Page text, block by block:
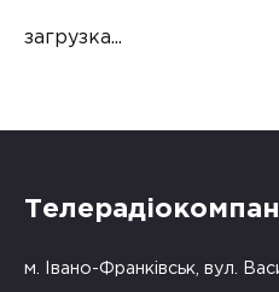
загрузка...
м. Івано-Франківськ, вул.